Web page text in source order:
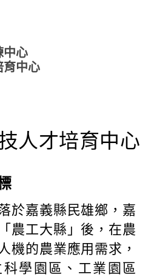
中心
育中心
人才培育中心
於嘉義縣民雄鄉，嘉
農工大縣」後，在農
機的農業應用需求，
學園區、工業園區